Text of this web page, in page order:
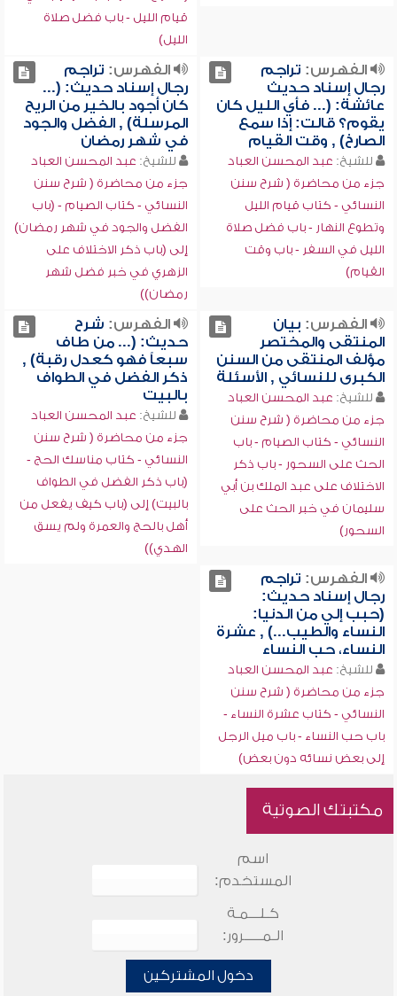
قيام الليل - باب فضل صلاة
الليل)
الفهرس: تراجم
رجال إسناد حديث
عائشة: (... فأي الليل كان
يقوم؟ قالت: إذا سمع
الصارخ) , وقت القيام
للشيخ: عبد المحسن العباد
جزء من محاضرة ( شرح سنن
النسائي - كتاب قيام الليل
وتطوع النهار - باب فضل صلاة
الليل في السفر - باب وقت
القيام)
الفهرس: تراجم
رجال إسناد حديث: (...
كان أجود بالخير من الريح
المرسلة) , الفضل والجود
في شهر رمضان
للشيخ: عبد المحسن العباد
جزء من محاضرة ( شرح سنن
النسائي - كتاب الصيام - (باب
الفضل والجود في شهر رمضان)
إلى (باب ذكر الاختلاف على
الزهري في خبر فضل شهر
رمضان))
الفهرس: بيان
المنتقى والمختصر
مؤلف المنتقى من السنن
الكبرى للنسائي , الأسئلة
للشيخ: عبد المحسن العباد
جزء من محاضرة ( شرح سنن
النسائي - كتاب الصيام - باب
الحث على السحور - باب ذكر
الاختلاف على عبد الملك بن أبي
سليمان في خبر الحث على
السحور)
الفهرس: شرح
حديث: (... من طاف
سبعاً فهو كعدل رقبة) ,
ذكر الفضل في الطواف
بالبيت
للشيخ: عبد المحسن العباد
جزء من محاضرة ( شرح سنن
النسائي - كتاب مناسك الحج -
(باب ذكر الفضل في الطواف
بالبيت) إلى (باب كيف يفعل من
أهل بالحج والعمرة ولم يسق
الهدي))
الفهرس: تراجم
رجال إسناد حديث:
(حبب إلي من الدنيا:
النساء والطيب...) , عشرة
النساء، حب النساء
للشيخ: عبد المحسن العباد
جزء من محاضرة ( شرح سنن
النسائي - كتاب عشرة النساء -
باب حب النساء - باب ميل الرجل
إلى بعض نسائه دون بعض)
مكتبتك الصوتية
اسم
المستخدم:
كـلـــمـة
الـمـــــرور:
دخول المشتركين